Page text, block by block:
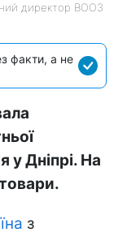
директор ВООЗ
факти, а не
у Дніпрі. На
з